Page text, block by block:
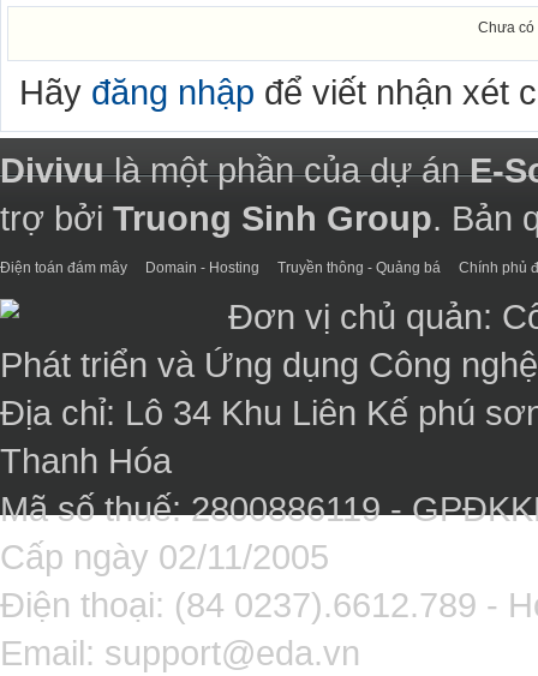
Chưa có
Hãy đăng nhập để viết nhận xét
Divivulà một phần của dự ánE-
trợ bởi Truong Sinh Group. Bản
Điện toán đám mây Domain - Hosting Truyền thông - Quảng bá Chính phủ
Đơn vị chủ quản:
Phát triển và Ứng dụng Công
Địa chỉ: Lô 34 Khu Liên Kế phú
Thanh Hóa
Mã số thuế: 2800886119 -
Cấp ngày 02/11/2005
Điện thoại: (84 0237).6612.789 -
Email: support@eda.vn